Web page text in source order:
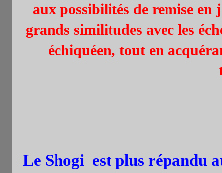
aux possibilités de remise en
grands similitudes avec les
échiquéen, tout en
Le Shogi est plus répandu